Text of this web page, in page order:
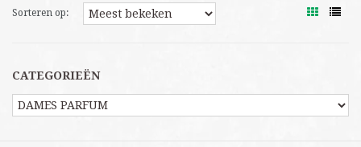
Sorteren op:
CATEGORIEËN